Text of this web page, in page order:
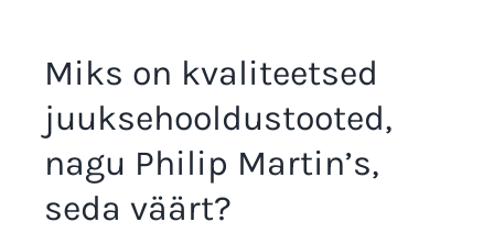
Miks on kvaliteetsed
juuksehooldustooted,
nagu Philip Martin’s,
seda väärt?